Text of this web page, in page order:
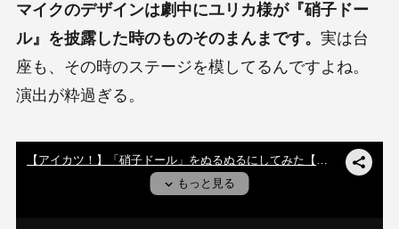
マイクのデザインは劇中にユリカ様が『硝子ドー
ル』を披露した時のものそのまんまです。 実は台
座も、その時のステージを模してるんですよね。
演出が粋過ぎる。